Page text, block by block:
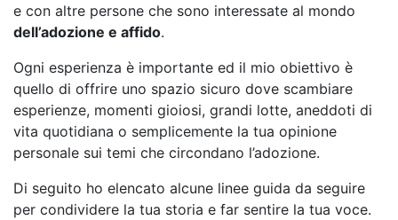
e con altre persone che sono interessate al mondo
dell’adozione e affido.
Ogni esperienza è importante ed il mio obiettivo è
quello di offrire uno spazio sicuro dove scambiare
esperienze, momenti gioiosi, grandi lotte, aneddoti di
vita quotidiana o semplicemente la tua opinione
personale sui temi che circondano l’adozione.
Di seguito ho elencato alcune linee guida da seguire
per condividere la tua storia e far sentire la tua voce.